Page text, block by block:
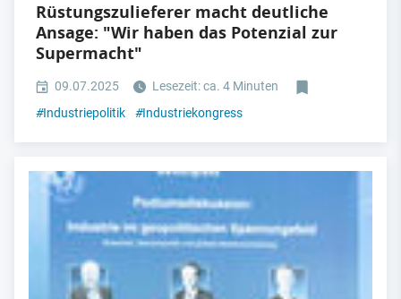
Rüstungszulieferer macht deutliche
Ansage: "Wir haben das Potenzial zur
Supermacht"
09.07.2025
Lesezeit: ca. 4 Minuten
#Industriepolitik #Industriekongress